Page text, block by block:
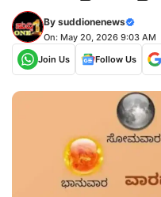
By suddionenews
On: May 20, 2026 9:03 AM
Join Us
Follow Us